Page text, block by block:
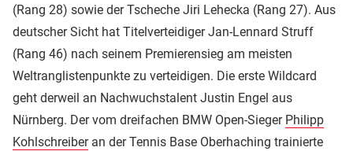
(Rang 28) sowie der Tscheche Jiri Lehecka (Rang 27). Aus
deutscher Sicht hat Titelverteidiger Jan-Lennard Struff
(Rang 46) nach seinem Premierensieg am meisten
Weltranglistenpunkte zu verteidigen. Die erste Wildcard
geht derweil an Nachwuchstalent Justin Engel aus
Nürnberg. Der vom dreifachen BMW Open-Sieger Philipp
Kohlschreiberan der Tennis Base Oberhaching trainierte